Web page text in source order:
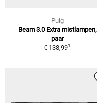
Puig
Beam 3.0 Extra mistlampen,
paar
€ 138,991